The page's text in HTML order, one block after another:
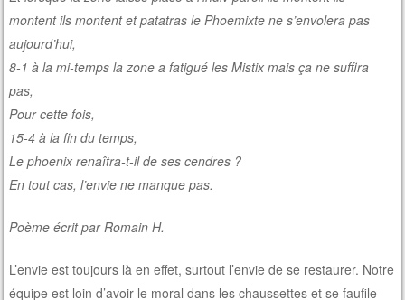
montent ils montent et patatras le Phoemixte ne s’envolera pas
aujourd’hui,
8-1 à la mi-temps la zone a fatigué les Mistix mais ça ne suffira
pas,
Pour cette fois,
15-4 à la fin du temps,
Le phoenix renaîtra-t-il de ses cendres ?
En tout cas, l’envie ne manque pas.
Poème écrit par Romain H.
L’envie est toujours là en effet, surtout l’envie de se restaurer. Notre
équipe est loin d’avoir le moral dans les chaussettes et se faufile